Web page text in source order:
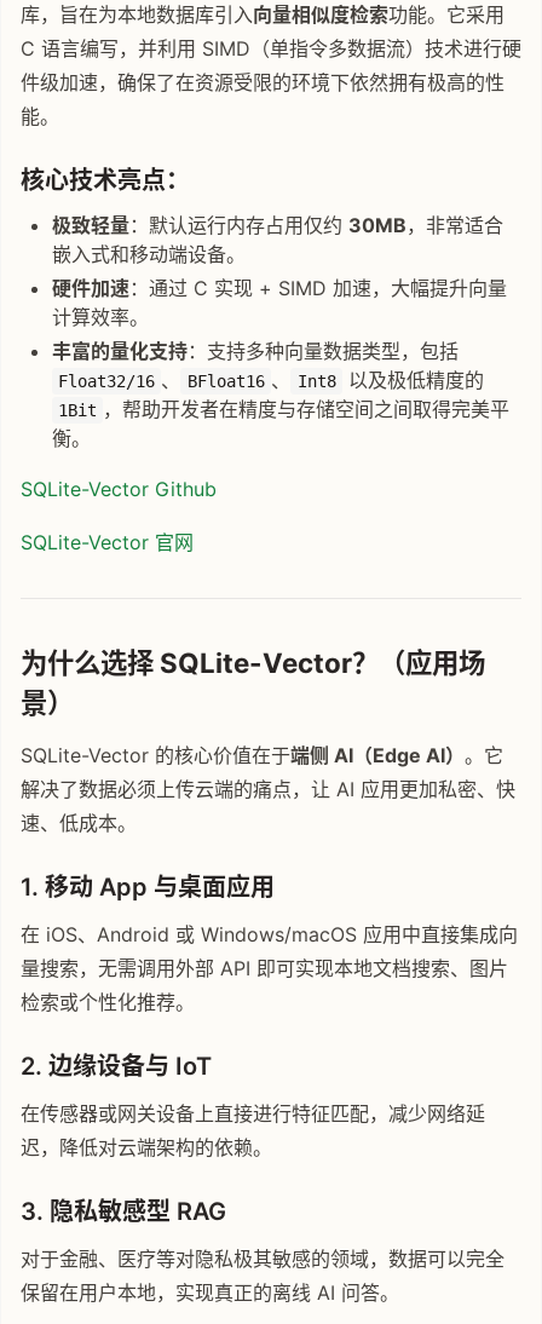
库，旨在为本地数据库引入向量相似度检索功能。它采用
C 语言编写，并利用 SIMD（单指令多数据流）技术进行硬
件级加速，确保了在资源受限的环境下依然拥有极高的性
能。
核心技术亮点：
极致轻量：默认运行内存占用仅约 30MB，非常适合
嵌入式和移动端设备。
硬件加速：通过 C 实现 + SIMD 加速，大幅提升向量
计算效率。
丰富的量化支持：支持多种向量数据类型，包括
Float32/16 、 BFloat16 、 Int8 以及极低精度的
1Bit ，帮助开发者在精度与存储空间之间取得完美平
衡。
SQLite-Vector Github
SQLite-Vector 官网
为什么选择 SQLite-Vector？（应用场
景）
SQLite-Vector 的核心价值在于端侧 AI（Edge AI） 。它
解决了数据必须上传云端的痛点，让 AI 应用更加私密、快
速、低成本。
1. 移动 App 与桌面应用
在 iOS、Android 或 Windows/macOS 应用中直接集成向
量搜索，无需调用外部 API 即可实现本地文档搜索、图片
检索或个性化推荐。
2. 边缘设备与 IoT
在传感器或网关设备上直接进行特征匹配，减少网络延
迟，降低对云端架构的依赖。
3. 隐私敏感型 RAG
对于金融、医疗等对隐私极其敏感的领域，数据可以完全
保留在用户本地，实现真正的离线 AI 问答。